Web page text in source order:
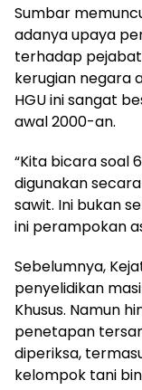
Sumbar
adanya upaya
terhadap
kerugian negara
HGU ini sangat
awal 2000-an.
“Kita bicara soal
digunakan
sawit. Ini bukan
ini perampokan
Sebelumnya,
penyelidikan
Khusus. Namun
penetapan
diperiksa,
kelompok tani